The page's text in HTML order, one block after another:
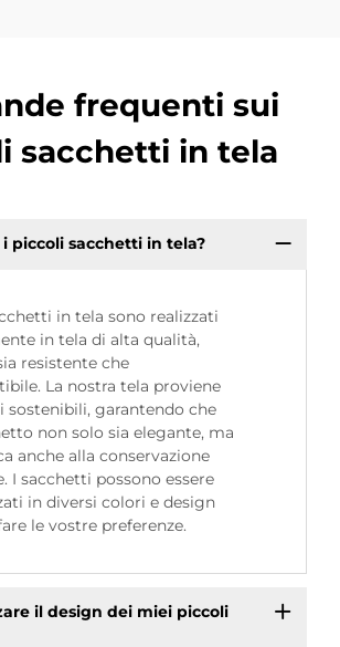
frequenti sui
sacchetti in tela
piccoli sacchetti in tela?
in tela sono realizzati
in tela di alta qualità,
resistente che
La nostra tela proviene
sostenibili, garantendo che
non solo sia elegante, ma
anche alla conservazione
I sacchetti possono essere
in diversi colori e design
le vostre preferenze.
il design dei miei piccoli